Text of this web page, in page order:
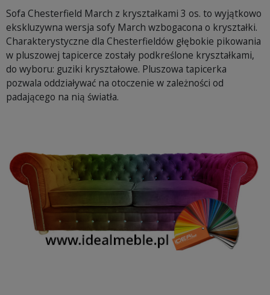
Sofa Chesterfield March z kryształkami 3 os. to wyjątkowo
ekskluzywna wersja sofy March wzbogacona o kryształki.
Charakterystyczne dla Chesterfieldów głębokie pikowania
w pluszowej tapicerce zostały podkreślone kryształkami,
do wyboru: guziki kryształowe. Pluszowa tapicerka
pozwala oddziaływać na otoczenie w zależności od
padającego na nią światła.